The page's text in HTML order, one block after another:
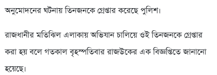
অনুমোদনের ঘটনায় তিনজনকে গ্রেপ্তার করেছে পুলিশ।
রাজধানীর মতিঝিল এলাকায় অভিযান চালিয়ে ওই তিনজনকে গ্রেপ্তার
করা হয় বলে গতকাল বৃহস্পতিবার রাজউকের এক বিজ্ঞপ্তিতে জানানো
হয়েছে।